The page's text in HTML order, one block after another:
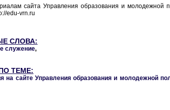
сайта Управления образования и молодежной
edu-vrn.ru
СЛОВА:
служение,
ТЕМЕ:
на сайте Управления образования и молодежной